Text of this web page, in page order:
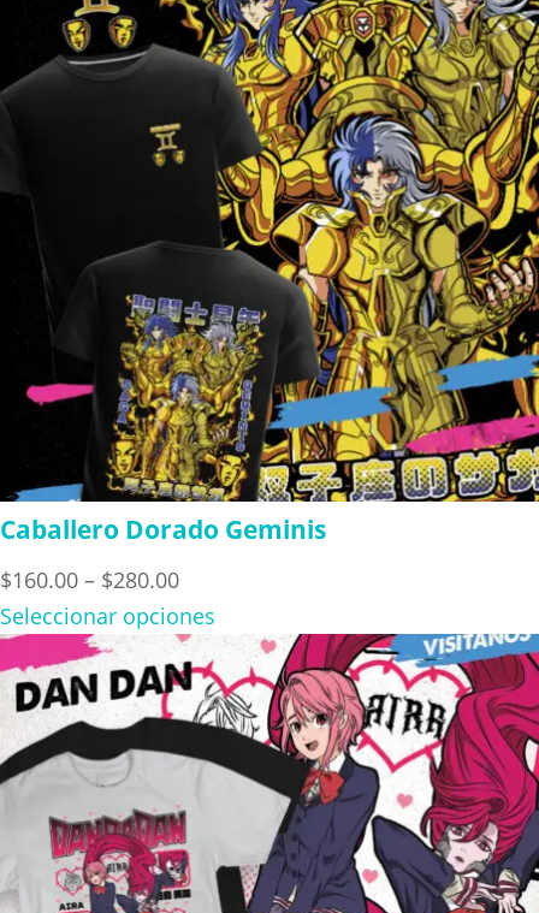
through
$280.00
Caballero Dorado Geminis
$160.00 – $280.00Price
range:
$160.00
through
$280.00
Seleccionar opciones